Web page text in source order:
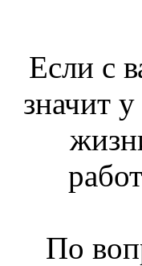
Если с
значит
По